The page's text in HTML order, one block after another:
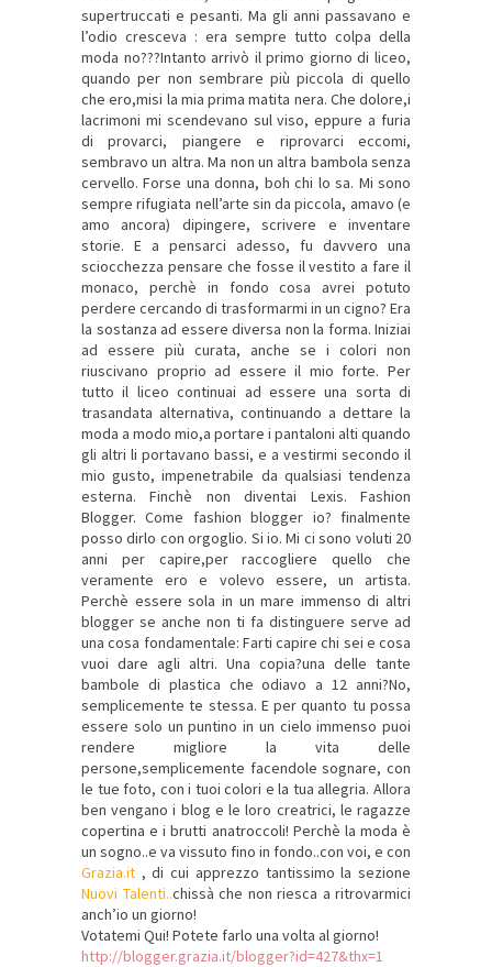
supertruccati e pesanti. Ma gli anni passavano e
l’odio cresceva : era sempre tutto colpa della
moda no???Intanto arrivò il primo giorno di liceo,
quando per non sembrare più piccola di quello
che ero,misi la mia prima matita nera. Che dolore,i
lacrimoni mi scendevano sul viso, eppure a furia
di provarci, piangere e riprovarci eccomi,
sembravo un altra. Ma non un altra bambola senza
cervello. Forse una donna, boh chi lo sa. Mi sono
sempre rifugiata nell’arte sin da piccola, amavo (e
amo ancora) dipingere, scrivere e inventare
storie. E a pensarci adesso, fu davvero una
sciocchezza pensare che fosse il vestito a fare il
monaco, perchè in fondo cosa avrei potuto
perdere cercando di trasformarmi in un cigno? Era
la sostanza ad essere diversa non la forma. Iniziai
ad essere più curata, anche se i colori non
riuscivano proprio ad essere il mio forte. Per
tutto il liceo continuai ad essere una sorta di
trasandata alternativa, continuando a dettare la
moda a modo mio,a portare i pantaloni alti quando
gli altri li portavano bassi, e a vestirmi secondo il
mio gusto, impenetrabile da qualsiasi tendenza
esterna. Finchè non diventai Lexis. Fashion
Blogger. Come fashion blogger io? finalmente
posso dirlo con orgoglio. Si io. Mi ci sono voluti 20
anni per capire,per raccogliere quello che
veramente ero e volevo essere, un artista.
Perchè essere sola in un mare immenso di altri
blogger se anche non ti fa distinguere serve ad
una cosa fondamentale: Farti capire chi sei e cosa
vuoi dare agli altri. Una copia?una delle tante
bambole di plastica che odiavo a 12 anni?No,
semplicemente te stessa. E per quanto tu possa
essere solo un puntino in un cielo immenso puoi
rendere migliore la vita delle
persone,semplicemente facendole sognare, con
le tue foto, con i tuoi colori e la tua allegria. Allora
ben vengano i blog e le loro creatrici, le ragazze
copertina e i brutti anatroccoli! Perchè la moda è
un sogno..e va vissuto fino in fondo..con voi, e con
Grazia.it , di cui apprezzo tantissimo la sezione
Nuovi Talenti..chissà che non riesca a ritrovarmici
anch’io un giorno!
Votatemi Qui! Potete farlo una volta al giorno!
http://blogger.grazia.it/blogger?id=427&thx=1